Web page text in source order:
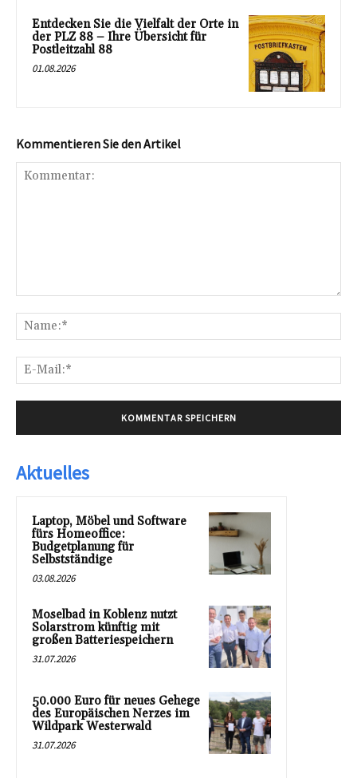
Entdecken Sie die Vielfalt der Orte in
der PLZ 88 – Ihre Übersicht für
Postleitzahl 88
01.08.2026
Kommentieren Sie den Artikel
Aktuelles
Laptop, Möbel und Software
fürs Homeoffice:
Budgetplanung für
Selbstständige
03.08.2026
Moselbad in Koblenz nutzt
Solarstrom künftig mit
großen Batteriespeichern
31.07.2026
50.000 Euro für neues Gehege
des Europäischen Nerzes im
Wildpark Westerwald
31.07.2026